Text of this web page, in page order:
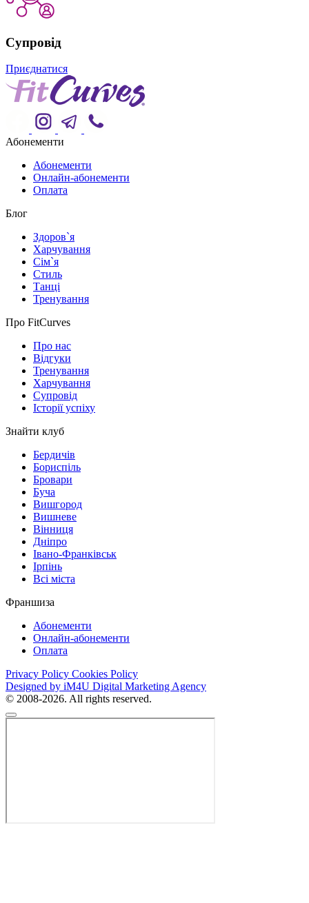
Супровід
Приєднатися
Абонементи
Абонементи
Онлайн-абонементи
Оплата
Блог
Здоров`я
Харчування
Сім`я
Стиль
Танці
Тренування
Про FitCurves
Про нас
Відгуки
Тренування
Харчування
Супровід
Історії успіху
Знайти клуб
Бердичів
Бориспіль
Бровари
Буча
Вишгород
Вишневе
Вінниця
Дніпро
Івано-Франківськ
Ірпінь
Всі міста
Франшиза
Абонементи
Онлайн-абонементи
Оплата
Privacy Policy Cookies Policy
Designed by iM4U Digital Marketing Agency
© 2008-2026. All rights reserved.